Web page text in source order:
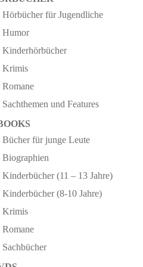
Hörbücher für Jugendliche
Humor
Kinderhörbücher
Krimis
Romane
Sachthemen und Features
Bücher für junge Leute
Biographien
Kinderbücher (11 – 13 Jahre)
Kinderbücher (8-10 Jahre)
Krimis
Romane
Sachbücher